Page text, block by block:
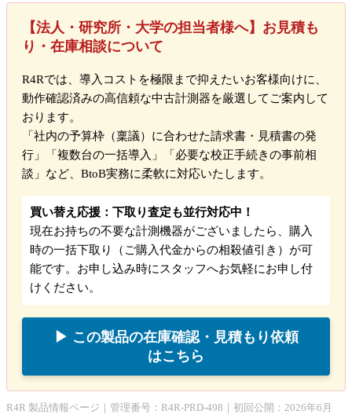
【法人・研究所・大学の担当者様へ】お見積も
り・在庫相談について
R4Rでは、導入コストを極限まで抑えたいお客様向けに、
動作確認済みの高信頼な中古計測器を厳選してご案内して
おります。
「社内の予算枠（稟議）に合わせた請求書・見積書の発
行」「複数台の一括導入」「必要な校正手続きの事前相
談」など、BtoB実務に柔軟に対応いたします。
買い替え応援：下取り査定も並行対応中！
現在お持ちの不要な計測機器がございましたら、購入
時の一括下取り（ご購入代金からの相殺値引き）が可
能です。お申し込み時にスタッフへお気軽にお申し付
けください。
▶ この製品の在庫確認・見積もり依頼
はこちら
R4R 製品情報ページ｜管理番号：R4R-PRD-498｜初回公開：2026年6月